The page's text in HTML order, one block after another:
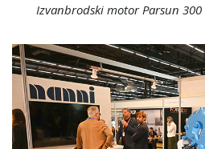
Izvanbrodski motor Parsun